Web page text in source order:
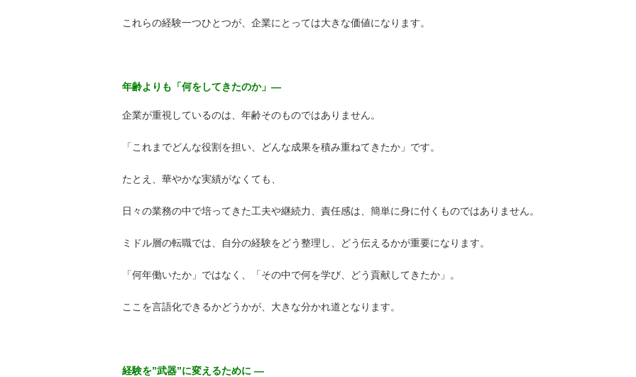
これらの経験一つひとつが、企業にとっては大きな価値になります。
年齢よりも「何をしてきたのか」―
企業が重視しているのは、年齢そのものではありません。
「これまでどんな役割を担い、どんな成果を積み重ねてきたか」です。
たとえ、華やかな実績がなくても、
日々の業務の中で培ってきた工夫や継続力、責任感は、簡単に身に付くものではありません。
ミドル層の転職では、自分の経験をどう整理し、どう伝えるかが重要になります。
「何年働いたか」ではなく、「その中で何を学び、どう貢献してきたか」。
ここを言語化できるかどうかが、大きな分かれ道となります。
経験を”武器”に変えるために ―